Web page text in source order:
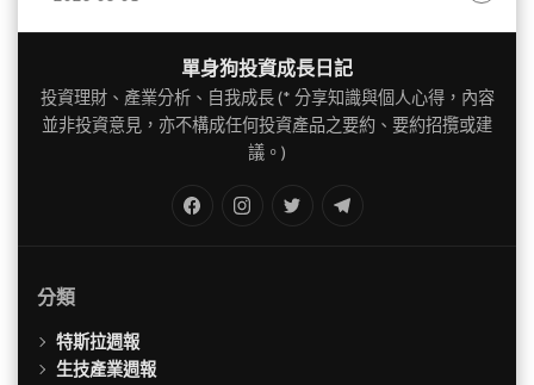
單身狗投資成長日記
投資理財、產業分析、自我成長 (* 分享知識與個人心得，內容
並非投資意見，亦不構成任何投資產品之要約、要約招攬或建
議。)
Twitter
分類
特斯拉週報
生技產業週報